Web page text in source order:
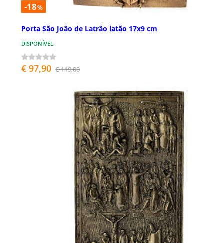
-18%
Porta São João de Latrão latão 17x9 cm
DISPONÍVEL
€ 97,90 € 119,00